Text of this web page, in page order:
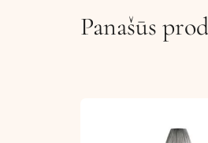
Panašūs